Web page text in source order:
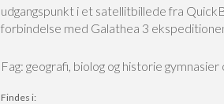
udgangspunkt i et satellitbillede fra
forbindelse med Galathea 3
Fag: geografi, biolog og historie gymnasier
Findes i: